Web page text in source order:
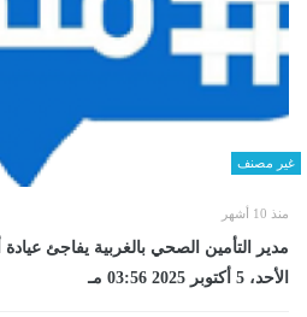
غير مصنف
منذ 10 أشهر
مدير التأمين الصحي بالغربية يفاجئ عيادة
الأحد، 5 أكتوبر 2025 03:56 مـ